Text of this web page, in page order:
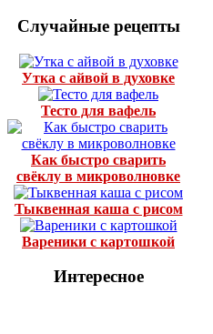
Случайные рецепты
Утка с айвой в духовке
Тесто для вафель
Как быстро сварить
свёклу в микроволновке
Тыквенная каша с рисом
Вареники с картошкой
Интересное